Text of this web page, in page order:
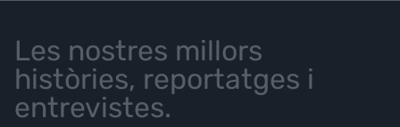
Les nostres millors
històries, reportatges i
entrevistes.